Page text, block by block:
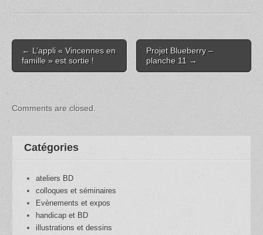
Post
navigation
← L’appli « Vincennes en
famille » est sortie !
Projet Blueberry –
planche 11 →
Comments are closed.
Catégories
ateliers BD
colloques et séminaires
Evènements et expos
handicap et BD
illustrations et dessins